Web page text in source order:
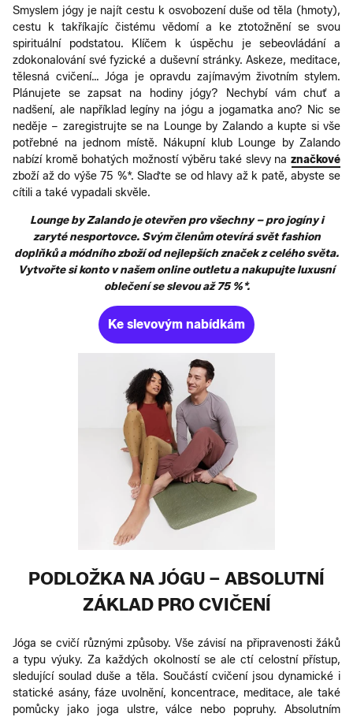
Smyslem jógy je najít cestu k osvobození duše od těla (hmoty),
cestu k takříkajíc čistému vědomí a ke ztotožnění se svou
spirituální podstatou. Klíčem k úspěchu je sebeovládání a
zdokonalování své fyzické a duševní stránky. Askeze, meditace,
tělesná cvičení… Jóga je opravdu zajímavým životním stylem.
Plánujete se zapsat na hodiny jógy? Nechybí vám chuť a
nadšení, ale například legíny na jógu a jogamatka ano? Nic se
neděje – zaregistrujte se na Lounge by Zalando a kupte si vše
potřebné na jednom místě. Nákupní klub Lounge by Zalando
nabízí kromě bohatých možností výběru také slevy na značkové
zboží až do výše 75 %*. Slaďte se od hlavy až k patě, abyste se
cítili a také vypadali skvěle.
Lounge by Zalando je otevřen pro všechny – pro jogíny i
zaryté nesportovce. Svým členům otevírá svět fashion
doplňků a módního zboží od nejlepších značek z celého světa.
Vytvořte si konto v našem online outletu a nakupujte luxusní
oblečení se slevou až 75 %*.
Ke slevovým nabídkám
PODLOŽKA NA JÓGU – ABSOLUTNÍ
ZÁKLAD PRO CVIČENÍ
Jóga se cvičí různými způsoby. Vše závisí na připravenosti žáků
a typu výuky. Za každých okolností se ale ctí celostní přístup,
sledující soulad duše a těla. Součástí cvičení jsou dynamické i
statické asány, fáze uvolnění, koncentrace, meditace, ale také
pomůcky jako joga ulstre, válce nebo popruhy. Absolutním